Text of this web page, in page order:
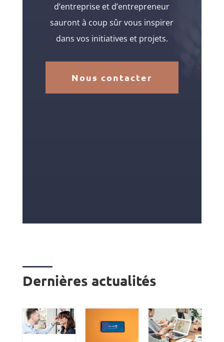
d’entreprise et d’entrepreneur
sauront à coup sûr vous inspirer
dans vos initiatives et projets.
Nous contacter
Dernières actualités